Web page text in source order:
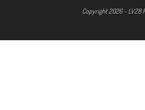
Copyright 2026 - LV28